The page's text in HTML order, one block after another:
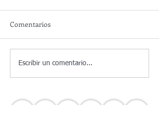
📊 Estado de México |
Evaluación Ciudadana del
2026
Comentarios
Escribir un comentario...